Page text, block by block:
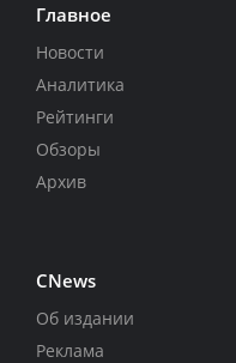
Главное
Новости
Аналитика
Рейтинги
Обзоры
Архив
CNews
Об издании
Реклама